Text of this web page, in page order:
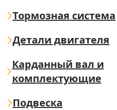
Тормозная система
Детали двигателя
Карданный вал и
комплектующие
Подвеска